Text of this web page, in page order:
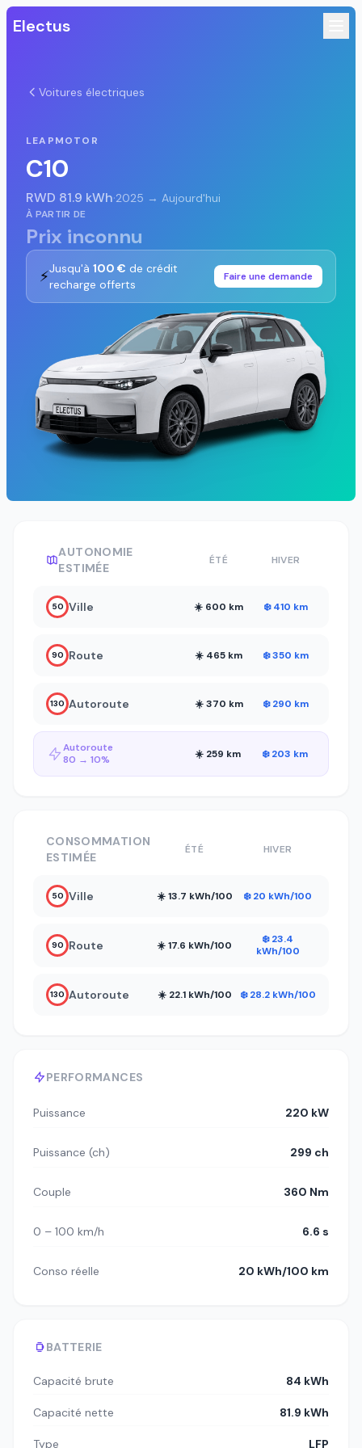
Electus
Voitures électriques
LEAPMOTOR
C10
RWD 81.9 kWh·2025 → Aujourd'hui
À PARTIR DE
Prix inconnu
⚡Jusqu'à 100 € de crédit
recharge offerts
Faire une demande
AUTONOMIE
ESTIMÉE
ÉTÉ HIVER
50 Ville ☀️ 600 km ❄️ 410 km
90 Route ☀️ 465 km ❄️ 350 km
130 Autoroute ☀️ 370 km ❄️ 290 km
Autoroute
80 → 10%
☀️ 259 km ❄️ 203 km
PERFORMANCES
Puissance 220 kW
Puissance (ch) 299 ch
Couple 360 Nm
0 – 100 km/h 6.6 s
Conso réelle 20 kWh/100 km
BATTERIE
Capacité brute 84 kWh
Capacité nette 81.9 kWh
Type LFP
CONSOMMATION
ESTIMÉE
ÉTÉ HIVER
50 Ville ☀️ 13.7 kWh/100 ❄️ 20 kWh/100
90 Route ☀️ 17.6 kWh/100
❄️ 23.4
kWh/100
130 Autoroute ☀️ 22.1 kWh/100 ❄️ 28.2 kWh/100